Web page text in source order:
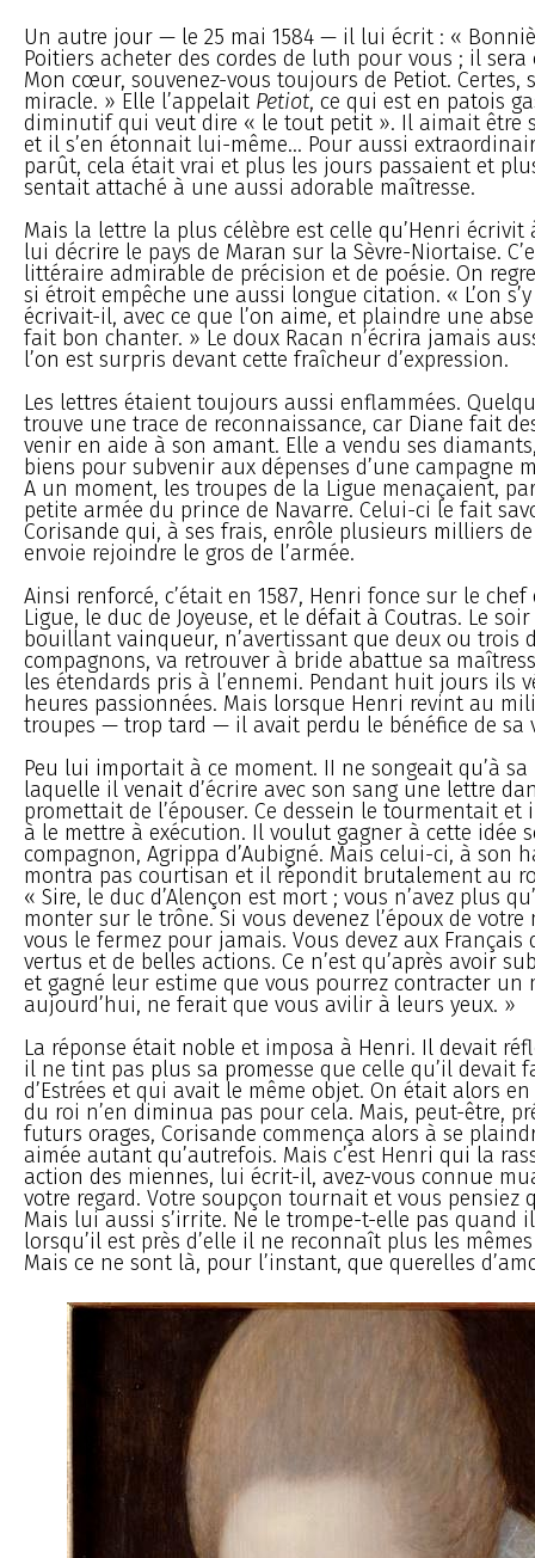
Un autre jour — le 25 mai 1584 — il lui écrit : «
Poitiers acheter des cordes de luth pour vous ; il sera
Mon cœur, souvenez-vous toujours de Petiot. Certes,
miracle. » Elle l’appelait Petiot, ce qui est en patois
diminutif qui veut dire « le tout petit ». Il aimait être
et il s’en étonnait lui-même... Pour aussi
parût, cela était vrai et plus les jours passaient et
sentait attaché à une aussi adorable maîtresse.
Mais la lettre la plus célèbre est celle qu’Henri écrivit
lui décrire le pays de Maran sur la Sèvre-Niortaise.
littéraire admirable de précision et de poésie. On
si étroit empêche une aussi longue citation. « L’on
écrivait-il, avec ce que l’on aime, et plaindre une
fait bon chanter. » Le doux Racan n’écrira jamais
l’on est surpris devant cette fraîcheur d’expression.
Les lettres étaient toujours aussi enflammées.
trouve une trace de reconnaissance, car Diane fait
venir en aide à son amant. Elle a vendu ses
biens pour subvenir aux dépenses d’une campagne
A un moment, les troupes de la Ligue menaçaient,
petite armée du prince de Navarre. Celui-ci le fait
Corisande qui, à ses frais, enrôle plusieurs milliers de
envoie rejoindre le gros de l’armée.
Ainsi renforcé, c’était en 1587, Henri fonce sur le chef
Ligue, le duc de Joyeuse, et le défait à Coutras. Le
bouillant vainqueur, n’avertissant que deux ou trois
compagnons, va retrouver à bride abattue sa
les étendards pris à l’ennemi. Pendant huit jours ils
heures passionnées. Mais lorsque Henri revint au
troupes — trop tard — il avait perdu le bénéfice de sa
Peu lui importait à ce moment. II ne songeait qu’à sa
laquelle il venait d’écrire avec son sang une lettre
promettait de l’épouser. Ce dessein le tourmentait
à le mettre à exécution. Il voulut gagner à cette idée
compagnon, Agrippa d’Aubigné. Mais celui-ci, à son
montra pas courtisan et il répondit brutalement au
« Sire, le duc d’Alençon est mort ; vous n’avez plus
monter sur le trône. Si vous devenez l’époux de votre
vous le fermez pour jamais. Vous devez aux Français
vertus et de belles actions. Ce n’est qu’après avoir
et gagné leur estime que vous pourrez contracter un
aujourd’hui, ne ferait que vous avilir à leurs yeux. »
La réponse était noble et imposa à Henri. Il devait
il ne tint pas plus sa promesse que celle qu’il devait
d’Estrées et qui avait le même objet. On était alors en
du roi n’en diminua pas pour cela. Mais, peut-être,
futurs orages, Corisande commença alors à se
aimée autant qu’autrefois. Mais c’est Henri qui la
action des miennes, lui écrit-il, avez-vous connue
votre regard. Votre soupçon tournait et vous pensiez
Mais lui aussi s’irrite. Ne le trompe-t-elle pas quand
lorsqu’il est près d’elle il ne reconnaît plus les
Mais ce ne sont là, pour l’instant, que querelles